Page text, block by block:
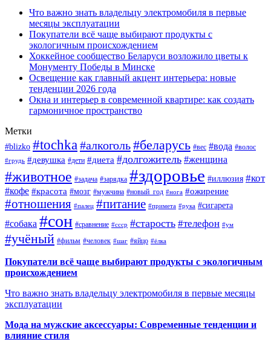
Что важно знать владельцу электромобиля в первые
месяцы эксплуатации
Покупатели всё чаще выбирают продукты с
экологичным происхождением
Хоккейное сообщество Беларуси возложило цветы к
Монументу Победы в Минске
Освещение как главный акцент интерьера: новые
тенденции 2026 года
Окна и интерьер в современной квартире: как создать
гармоничное пространство
Метки
#blizko #tochka #алкоголь#беларусь #вес #вода #волос
#грудь #девушка #дети #диета #долгожитель #женщина
#животное #задача #зарядка #здоровье #иллюзия #кот
#кофе #красота #мозг #мужчина #новый_год #нога #ожирение
#отношения #палец #питание #примета #рука #сигарета
#собака #сон #сравнение #ссср #старость #телефон #ум
#учёный #фильм #человек #шаг #яйцо #ёлка
Покупатели всё чаще выбирают продукты с экологичным
происхождением
Что важно знать владельцу электромобиля в первые месяцы
эксплуатации
Мода на мужские аксессуары: Современные тенденции и
влияние стиля